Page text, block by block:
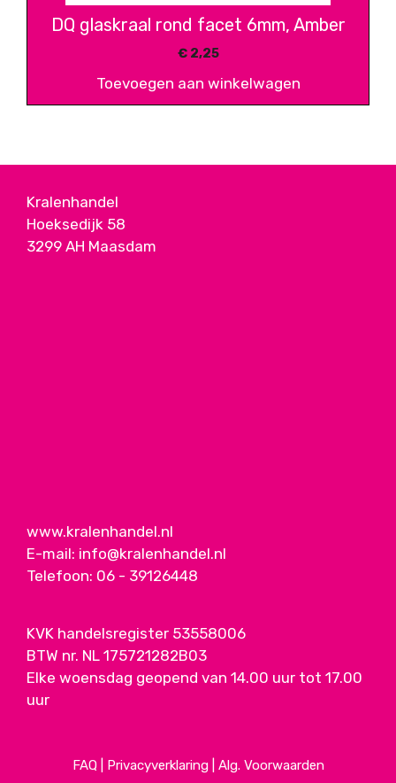
DQ glaskraal rond facet 6mm, Amber
€2,25
Toevoegen aan winkelwagen
Kralenhandel
Hoeksedijk 58
3299 AH Maasdam
www.kralenhandel.nl
E-mail: info@kralenhandel.nl
Telefoon: 06 - 39126448
KVK handelsregister 53558006
BTW nr. NL 175721282B03
Elke woensdag geopend van 14.00 uur tot 17.00
uur
FAQ| Privacyverklaring| Alg. Voorwaarden